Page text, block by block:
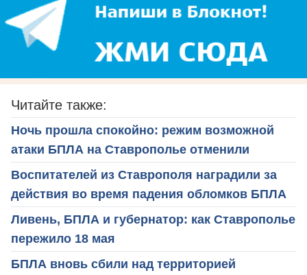
Читайте также:
Ночь прошла спокойно: режим возможной
атаки БПЛА на Ставрополье отменили
Воспитателей из Ставрополя наградили за
действия во время падения обломков БПЛА
Ливень, БПЛА и губернатор: как Ставрополье
пережило 18 мая
БПЛА вновь сбили над территорией